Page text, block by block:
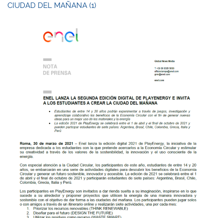
CIUDAD DEL MAÑANA (1)